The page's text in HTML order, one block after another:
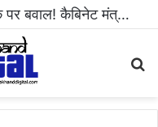
हल्द्वानी: महिला से अभद्रता करने और सोशल मीडिया पर धमकी भरा वीडियो वायरल करने वाला आरोपी गिरफ्तार..